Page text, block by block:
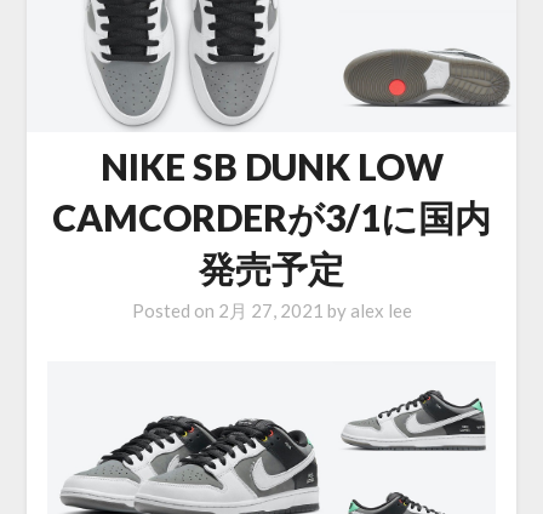
NIKE SB DUNK LOW
CAMCORDERが3/1に国内
発売予定
Posted on 2月 27, 2021 by alex lee